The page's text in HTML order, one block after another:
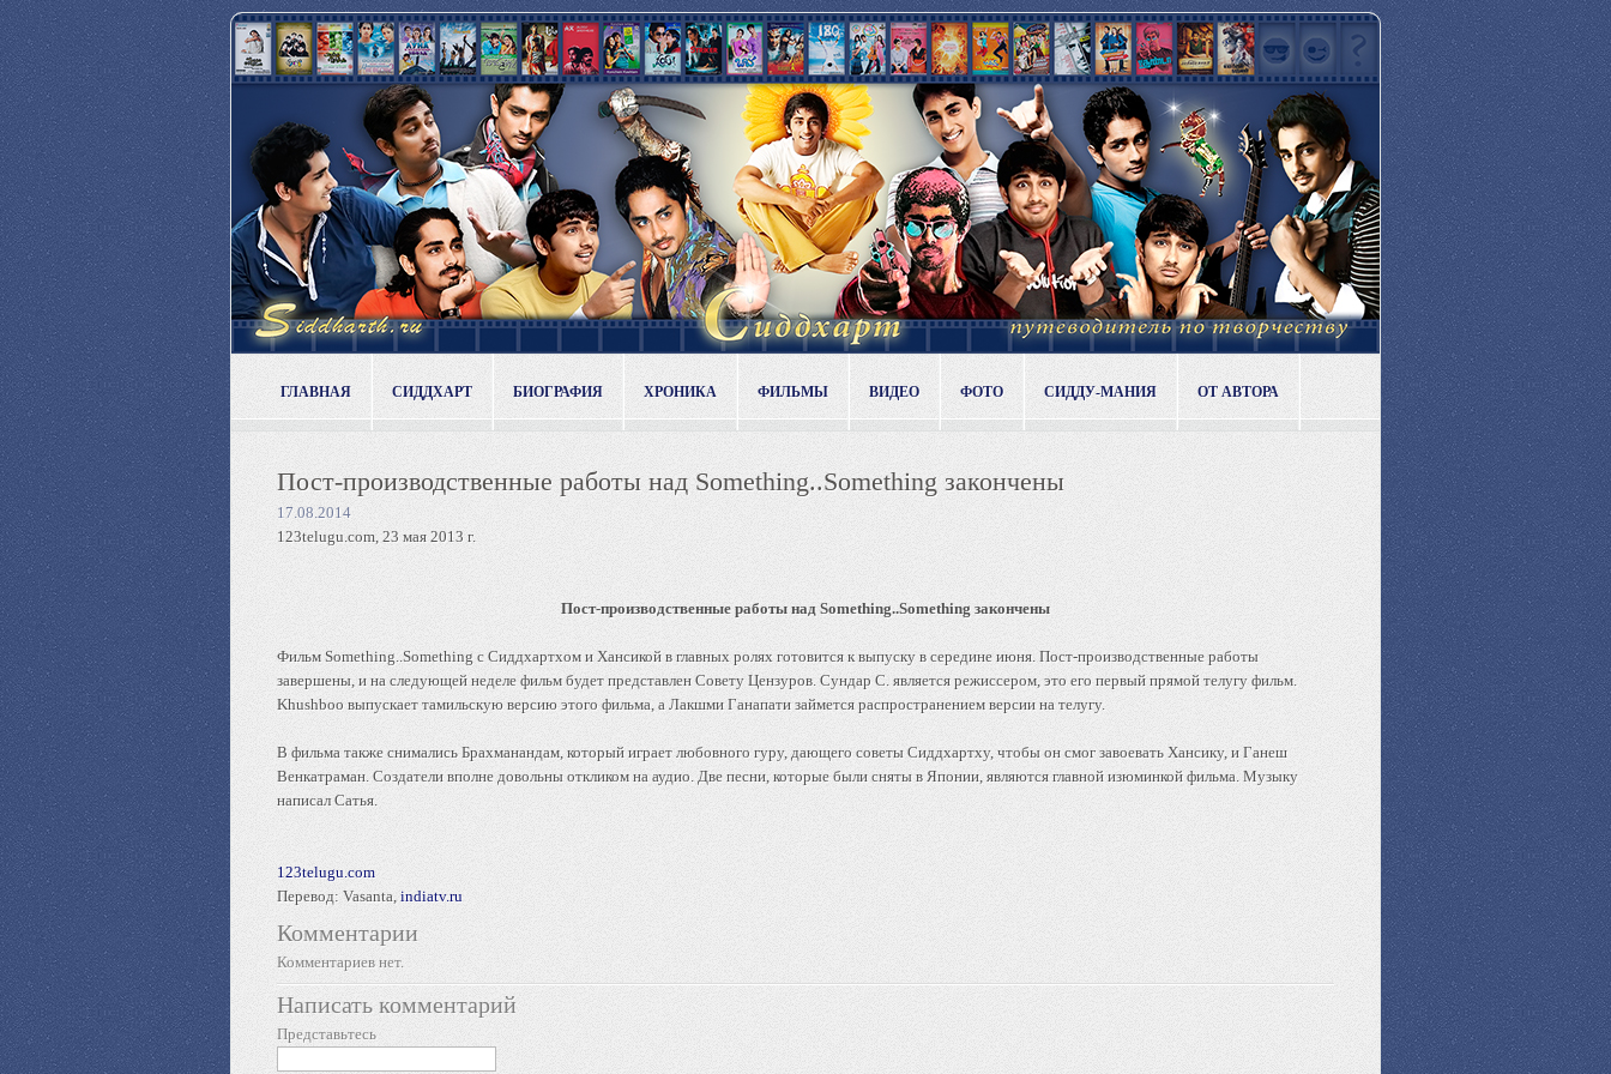
ГЛАВНАЯ СИДДХАРТ БИОГРАФИЯ ХРОНИКА ФИЛЬМЫ ВИДЕО ФОТО СИДДУ-МАНИЯ ОТ АВТОРА
Пост-производственные работы над Something..Something закончены
17.08.2014
123telugu.com, 23 мая 2013 г.
Пост-производственные работы над Something..Something закончены
Фильм Something..Something с Сиддхартхом и Хансикой в главных ролях готовится к выпуску в середине июня. Пост-производственные работы
завершены, и на следующей неделе фильм будет представлен Совету Цензуров. Сундар С. является режиссером, это его первый прямой телугу фильм.
Khushboo выпускает тамильскую версию этого фильма, а Лакшми Ганапати займется распространением версии на телугу.
В фильма также снимались Брахманандам, который играет любовного гуру, дающего советы Сиддхартху, чтобы он смог завоевать Хансику, и Ганеш
Венкатраман. Создатели вполне довольны откликом на аудио. Две песни, которые были сняты в Японии, являются главной изюминкой фильма. Музыку
написал Сатья.
123telugu.com
Перевод: Vasanta, indiatv.ru
Комментарии
Комментариев нет.
Написать комментарий
Представьтесь